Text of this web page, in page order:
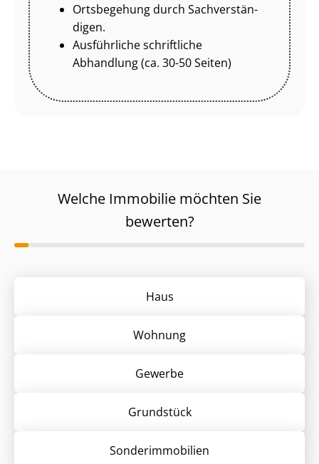
Ortsbegehung durch Sach­ver­stän­
di­gen.
Ausführliche schriftliche
Abhandlung (ca. 30-50 Seiten)
Welche Immobilie möchten Sie
bewerten?
Haus
Wohnung
Gewerbe
Grund­stück
Sonder­immobilien